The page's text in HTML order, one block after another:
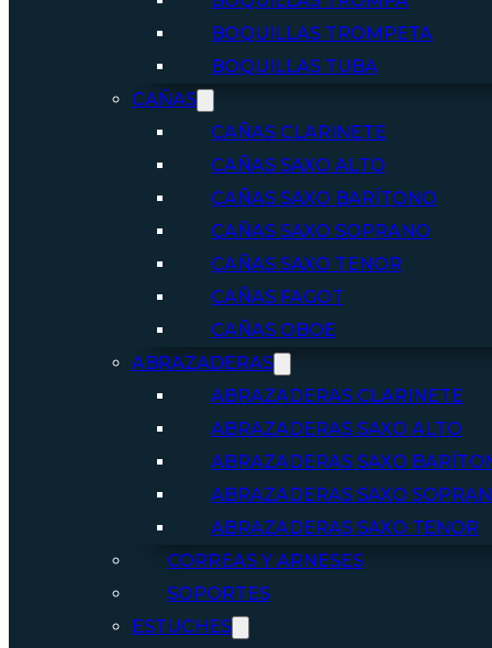
BOQUILLAS TROMPETA
BOQUILLAS TUBA
CAÑAS
CAÑAS CLARINETE
CAÑAS SAXO ALTO
CAÑAS SAXO BARÍTONO
CAÑAS SAXO SOPRANO
CAÑAS SAXO TENOR
CAÑAS FAGOT
CAÑAS OBOE
ABRAZADERAS
ABRAZADERAS CLARINETE
ABRAZADERAS SAXO ALTO
ABRAZADERAS SAXO
ABRAZADERAS SAXO
ABRAZADERAS SAXO TENOR
CORREAS Y ARNESES
SOPORTES
ESTUCHES